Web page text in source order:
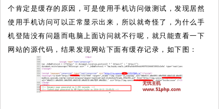
个肯定是缓存的原因，可是使用手机访问做测试，发现居然
使用手机访问可以正常显示出来，所以就奇怪了，为什么手
机登陆没有问题而电脑上面访问就不行呢，就只能查看一下
网站的源代码，结果发现网站下面有缓存记录，如下图：